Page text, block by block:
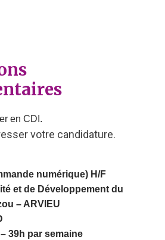
en CDI.
votre candidature.
numérique) H/F
et de Développement du
–ARVIEU
39h par semaine